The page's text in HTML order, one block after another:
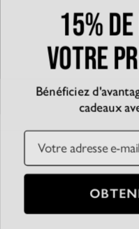
QUI SOMMES-NOUS?
Blog
Partenariats
D’accessibilité
Témoignages
Suivre votre commande
Conditions générales
SERVICE CLIENT
Centre d'aide
Conditions de retour
15%
votre
Bénéficiez
cadeaux
Email